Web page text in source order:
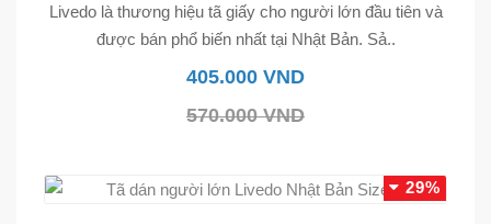
Livedo là thương hiệu tã giấy cho người lớn đầu tiên và
được bán phổ biến nhất tại Nhật Bản. Sả..
405.000 VND
570.000 VND
29%